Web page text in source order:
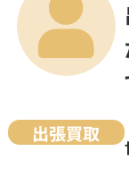
出張買取